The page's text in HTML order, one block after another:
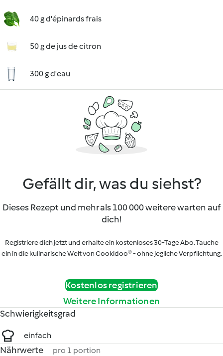
40 g d'épinards frais
50 g de jus de citron
300 g d'eau
Gefällt dir, was du siehst?
Dieses Rezept und mehr als 100 000 weitere warten auf
dich!
Registriere dich jetzt und erhalte ein kostenloses 30-Tage Abo. Tauche
ein in die kulinarische Welt von Cookidoo® - ohne jegliche Verpflichtung.
Kostenlos registrieren
Weitere Informationen
Schwierigkeitsgrad
einfach
Nährwerte pro 1 portion